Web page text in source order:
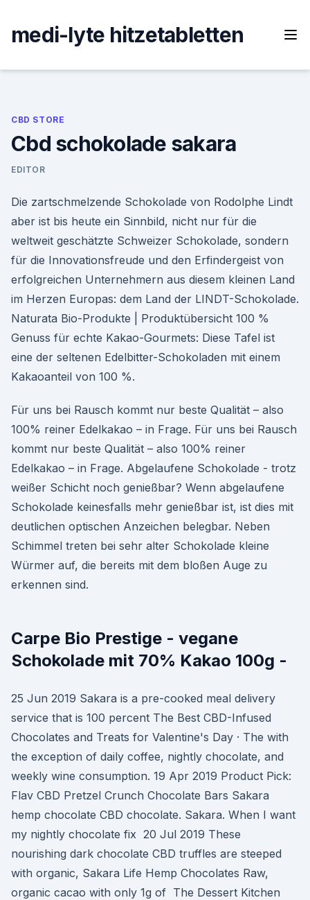
content
medi-lyte hitzetabletten
CBD STORE
Cbd schokolade sakara
EDITOR
Die zartschmelzende Schokolade von Rodolphe Lindt
aber ist bis heute ein Sinnbild, nicht nur für die
weltweit geschätzte Schweizer Schokolade, sondern
für die Innovationsfreude und den Erfindergeist von
erfolgreichen Unternehmern aus diesem kleinen Land
im Herzen Europas: dem Land der LINDT-Schokolade.
Naturata Bio-Produkte | Produktübersicht 100 %
Genuss für echte Kakao-Gourmets: Diese Tafel ist
eine der seltenen Edelbitter-Schokoladen mit einem
Kakaoanteil von 100 %.
Für uns bei Rausch kommt nur beste Qualität – also
100% reiner Edelkakao – in Frage. Für uns bei Rausch
kommt nur beste Qualität – also 100% reiner
Edelkakao – in Frage. Abgelaufene Schokolade - trotz
weißer Schicht noch genießbar? Wenn abgelaufene
Schokolade keinesfalls mehr genießbar ist, ist dies mit
deutlichen optischen Anzeichen belegbar. Neben
Schimmel treten bei sehr alter Schokolade kleine
Würmer auf, die bereits mit dem bloßen Auge zu
erkennen sind.
Carpe Bio Prestige - vegane
Schokolade mit 70% Kakao 100g -
25 Jun 2019 Sakara is a pre-cooked meal delivery
service that is 100 percent The Best CBD-Infused
Chocolates and Treats for Valentine's Day · The with
the exception of daily coffee, nightly chocolate, and
weekly wine consumption. 19 Apr 2019 Product Pick:
Flav CBD Pretzel Crunch Chocolate Bars Sakara
hemp chocolate CBD chocolate. Sakara. When I want
my nightly chocolate fix 20 Jul 2019 These
nourishing dark chocolate CBD truffles are steeped
with organic, Sakara Life Hemp Chocolates Raw,
organic cacao with only 1g of The Dessert Kitchen